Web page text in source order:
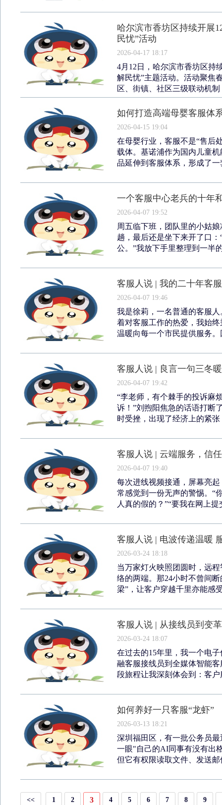
哈尔滨市香坊区持续开展
民忧”活动
2026-04-17 18:17
4月12日，哈尔滨市香坊区持
解民忧”主题活动。活动聚焦
区、街镇、社区三级联动机
如何打造高端母婴客服体
2026-04-15 19:04
在母婴行业，客服不是“售后
载体。基诺浦作为国内儿童
品延伸到客服体系，形成了
一个客服中心老兵的十年
2026-04-07 19:52
周五临下班，团队里的小姑
趟，最后还是坐下来开了口
公。”我放下手里整理到一半
客服人说 | 我的二十年客
2026-04-07 19:46
我是徐莉，一名普通的客服
着对客服工作的热爱，我始
温暖向每一个市民提供服务
客服人说 | 良言一句三冬
2026-04-07 19:42
“李老师，有个棘手的投诉麻
诉！”刘煦阳焦急的话语打断
时受挫，出现了经济上的紧
客服人说 | 云端服务，信
2026-04-07 19:40
每次进线视频接通，屏幕亮
常感觉到一份无声的警惕。“
人真的假的？”“要我在网上
客服人说 | 电波传递温暖
2026-03-24 18:18
当万家灯火映照团圆时，远
络的两端。那24小时不曾间
梁”，让客户穿越千里亦能感
客服人说 | 从接线员到变
2026-03-24 18:07
在过去的15年里，我一个电
融客服接线员到全媒体智能
段旅程让我深刻体会到：客
如何养好一只客服“龙虾”
2026-03-13 18:21
深圳福田区，有一批公务员
一眼"自己的AI同事有没有出
但它有权限读取文件、发送
<< 1 2 3 4 5 6 7 8 9